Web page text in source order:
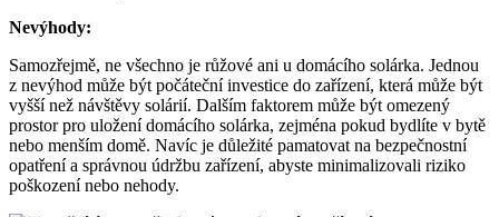
Nevýhody:
Samozřejmě, ne všechno je růžové ani u domácího solárka. Jednou
z nevýhod může být počáteční investice do zařízení, která může být
vyšší než návštěvy solárií. Dalším faktorem může být omezený
prostor pro uložení domácího solárka, zejména pokud bydlíte v bytě
nebo menším domě. Navíc je důležité pamatovat na bezpečnostní
opatření a správnou údržbu zařízení, abyste minimalizovali riziko
poškození nebo nehody.